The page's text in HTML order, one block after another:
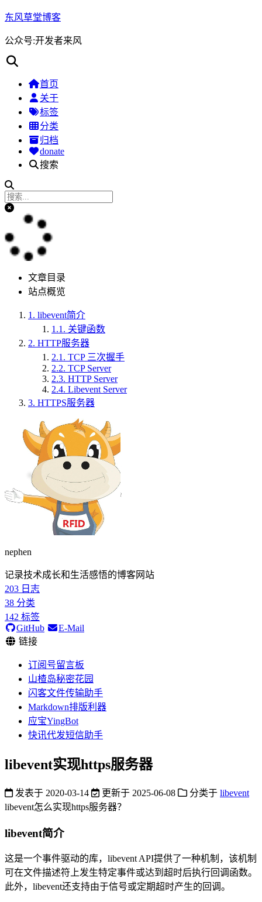
东风草堂博客
公众号:开发者来风
首页
关于
标签
分类
归档
donate
搜索
文章目录
站点概览
1. libevent简介
1.1. 关键函数
2. HTTP服务器
2.1. TCP 三次握手
2.2. TCP Server
2.3. HTTP Server
2.4. Libevent Server
3. HTTPS服务器
nephen
记录技术成长和生活感悟的博客网站
203 日志
38 分类
142 标签
GitHub
E-Mail
链接
订阅号留言板
山楂岛秘密花园
闪客文件传输助手
Markdown排版利器
应宝YingBot
快讯代发短信助手
libevent实现https服务器
发表于 2020-03-14 更新于 2025-06-08 分类于 libevent
libevent怎么实现https服务器？
libevent简介
这是一个事件驱动的库，libevent API提供了一种机制，该机制
可在文件描述符上发生特定事件或达到超时后执行回调函数。
此外，libevent还支持由于信号或定期超时产生的回调。